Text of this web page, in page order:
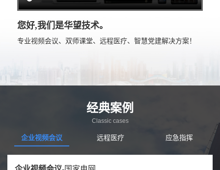
您好,我们是华望技术。
专业视频会议、双师课堂、远程医疗、智慧党建解决方案！
经典案例
Classic cases
企业视频会议 远程医疗 应急指挥